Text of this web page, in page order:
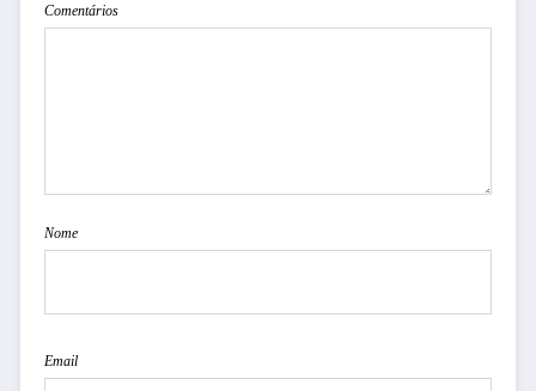
Comentários
Nome
Email